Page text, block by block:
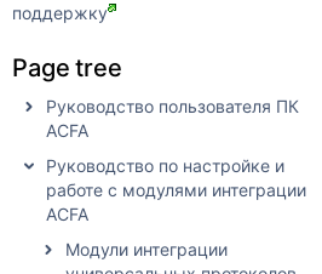
поддержку
Page tree
Руководство пользователя ПК
ACFA
Руководство по настройке и
работе с модулями интеграции
ACFA
Модули интеграции